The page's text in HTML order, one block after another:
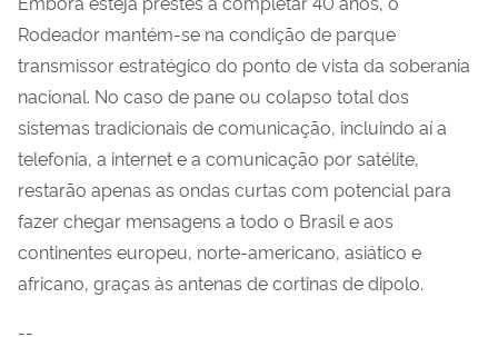
Rodeador mantém-se na condição de parque
transmissor estratégico do ponto de vista da soberania
nacional. No caso de pane ou colapso total dos
sistemas tradicionais de comunicação, incluindo aí a
telefonia, a internet e a comunicação por satélite,
restarão apenas as ondas curtas com potencial para
fazer chegar mensagens a todo o Brasil e aos
continentes europeu, norte-americano, asiático e
africano, graças às antenas de cortinas de dipolo.
--